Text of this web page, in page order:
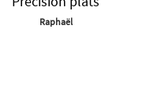
Raphaël